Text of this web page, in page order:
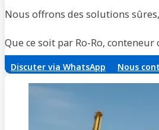
Nous offrons des solutions
Que ce soit par Ro-Ro,
Discuter via WhatsApp Nous